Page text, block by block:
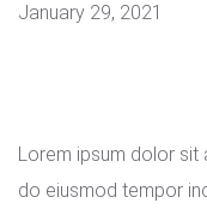
January 29, 2021
Lorem ipsum dolor sit
do eiusmod tempor